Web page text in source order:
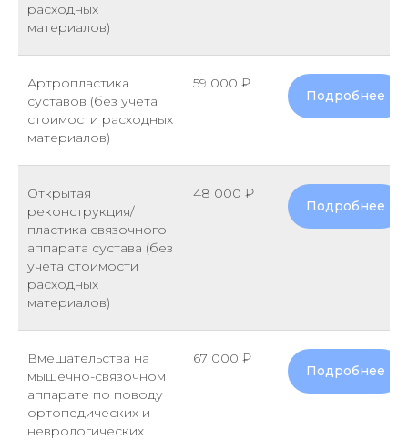
расходных
материалов)
Артропластика
суставов (без учета
стоимости расходных
материалов)
59 000 ₽
Подробнее
Открытая
реконструкция/
пластика связочного
аппарата сустава (без
учета стоимости
расходных
материалов)
48 000 ₽
Подробнее
Вмешательства на
мышечно-связочном
аппарате по поводу
ортопедических и
неврологических
67 000 ₽
Подробнее